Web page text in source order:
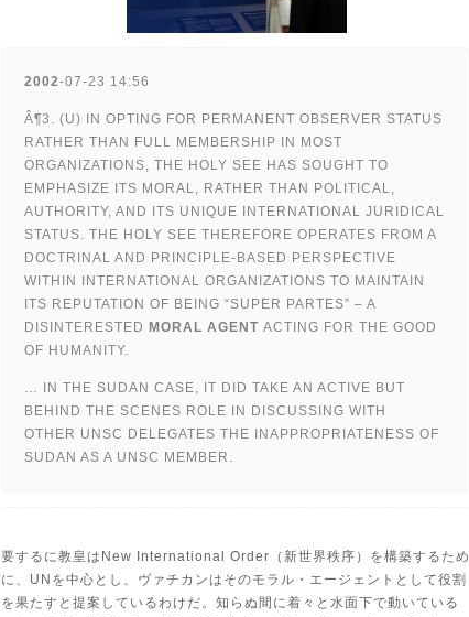
2002-07-23 14:56
Â¶3. (U) IN OPTING FOR PERMANENT OBSERVER STATUS
RATHER THAN FULL MEMBERSHIP IN MOST
ORGANIZATIONS, THE HOLY SEE HAS SOUGHT TO
EMPHASIZE ITS MORAL, RATHER THAN POLITICAL,
AUTHORITY, AND ITS UNIQUE INTERNATIONAL JURIDICAL
STATUS. THE HOLY SEE THEREFORE OPERATES FROM A
DOCTRINAL AND PRINCIPLE-BASED PERSPECTIVE
WITHIN INTERNATIONAL ORGANIZATIONS TO MAINTAIN
ITS REPUTATION OF BEING “SUPER PARTES” – A
DISINTERESTED MORAL AGENT ACTING FOR THE GOOD
OF HUMANITY.
… IN THE SUDAN CASE, IT DID TAKE AN ACTIVE BUT
BEHIND THE SCENES ROLE IN DISCUSSING WITH
OTHER UNSC DELEGATES THE INAPPROPRIATENESS OF
SUDAN AS A UNSC MEMBER.
要するに教皇はNew International Order（新世界秩序）を構築するため
に、UNを中心とし、ヴァチカンはそのモラル・エージェントとして役割
を果たすと提案しているわけだ。知らぬ間に着々と水面下で動いている